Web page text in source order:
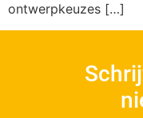
ontwerpkeuzes […]